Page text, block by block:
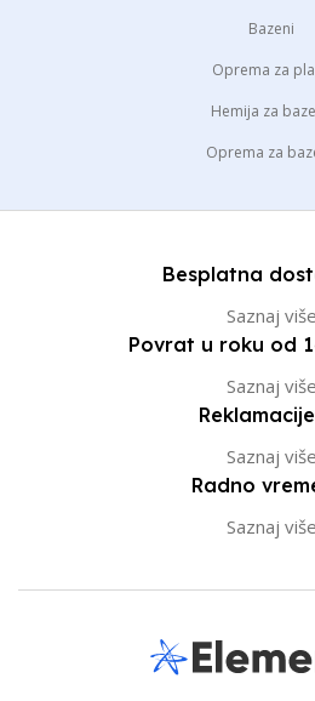
Bazeni
Oprema za
Hemija za
Oprema za
Besplatna
Saznaj više
Povrat u roku od
Saznaj više
Reklamacije
Saznaj više
Radno
Saznaj više